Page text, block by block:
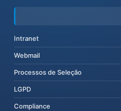
Intranet
Webmail
Processos de Seleção
LGPD
Compliance